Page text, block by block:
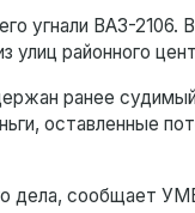
угнали ВАЗ-2106.
районного
ранее
оставленные
дела, сообщает